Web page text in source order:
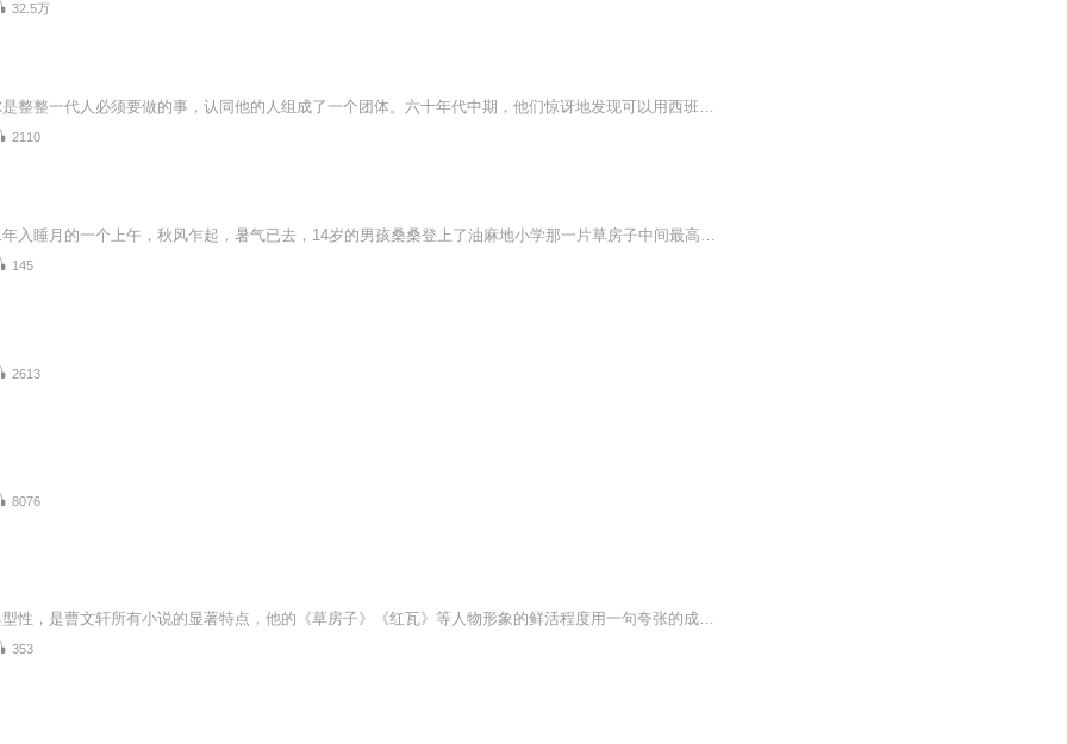
32.5万
热爱科塔萨尔是整整一代人必须要做的事，认同他的人组成了一个团体。六十年代中期，他们惊讶地发现可以用西班牙语像爵士乐那样自由地写作，摒弃约定俗成，或者像杜尚那样，将日用品放在意想不到的地方，用新的视角将它们点化为艺术品。一个带法国口音、将大舌音发成喉音的阿根廷人也会如此迷人。更何况，他多此一举地像罗杰·瓦迪姆那样戴着黑色玳瑁眼镜，一张五十年代索邦大学学生的脸，一缕头发遮住额头，正好配上翻领毛衣，照片上的他吹着小号，人如其文，难怪会给当时思想自由、想象力丰富的读者们造成精神毒害。没有哪个女孩读完《跳房子》后不去梦想成为玛伽。
2110
那是一九六二年入睡月的一个上午，秋风乍起，暑气已去，14岁的男孩桑桑登上了油麻地小学那一片草房子中间最高一幢的房顶，他坐在屋脊上，油麻地小学第一次一下子就全都扑进了他的眼底。秋天的白云，温柔如絮，悠悠远去；梧桐的枯叶，正在秋风里忽闪忽闪地...
145
2613
8076
人物形象的典型性，是曹文轩所有小说的显著特点，他的《草房子》《红瓦》等人物形象的鲜活程度用一句夸张的成语说，应该是无与伦比的。曹文轩小说中的主人公千差万别，很少有重复或者说相似的。因为主人公的经历都是不同的。秃鹤是曹文轩小说中塑造的一个...
353